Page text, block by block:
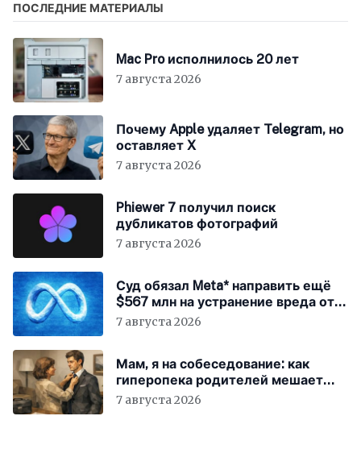
ПОСЛЕДНИЕ МАТЕРИАЛЫ
Mac Pro исполнилось 20 лет
7 августа 2026
Почему Apple удаляет Telegram, но
оставляет X
7 августа 2026
Phiewer 7 получил поиск
дубликатов фотографий
7 августа 2026
Суд обязал Meta* направить ещё
$567 млн на устранение вреда от
соцсетей
7 августа 2026
Мам, я на собеседование: как
гиперопека родителей мешает
«зумерам» устроиться в компанию
7 августа 2026